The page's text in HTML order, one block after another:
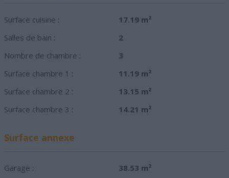
Surface cuisine :
17.19 m²
Salles de bain :
2
Nombre de chambre :
3
Surface chambre 1 :
11.19 m²
Surface chambre 2 :
13.15 m²
Surface chambre 3 :
14.21 m²
Surface annexe
Garage :
38.53 m²